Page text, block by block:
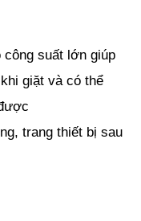
công suất lớn giúp
giặt và có thể
trang thiết bị sau